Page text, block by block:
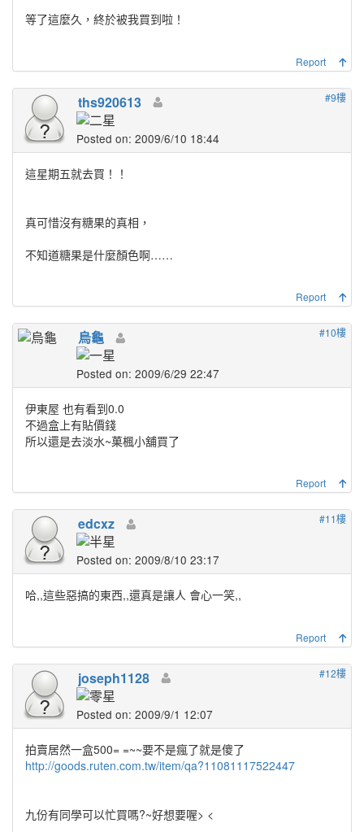
等了這麼久，終於被我買到啦！
Report
#9樓
ths920613
Posted on: 2009/6/10 18:44
這星期五就去買！！
真可惜沒有糖果的真相，
不知道糖果是什麼顏色啊……
Report
#10樓
烏龜
Posted on: 2009/6/29 22:47
伊東屋 也有看到0.0
不過盒上有貼價錢
所以還是去淡水~菓楓小舖買了
Report
#11樓
edcxz
Posted on: 2009/8/10 23:17
哈,,這些惡搞的東西,,還真是讓人 會心一笑,,
Report
#12樓
joseph1128
Posted on: 2009/9/1 12:07
拍賣居然一盒500= =~~要不是瘋了就是傻了
http://goods.ruten.com.tw/item/qa?11081117522447
九份有同學可以忙買嗎?~好想要喔> <